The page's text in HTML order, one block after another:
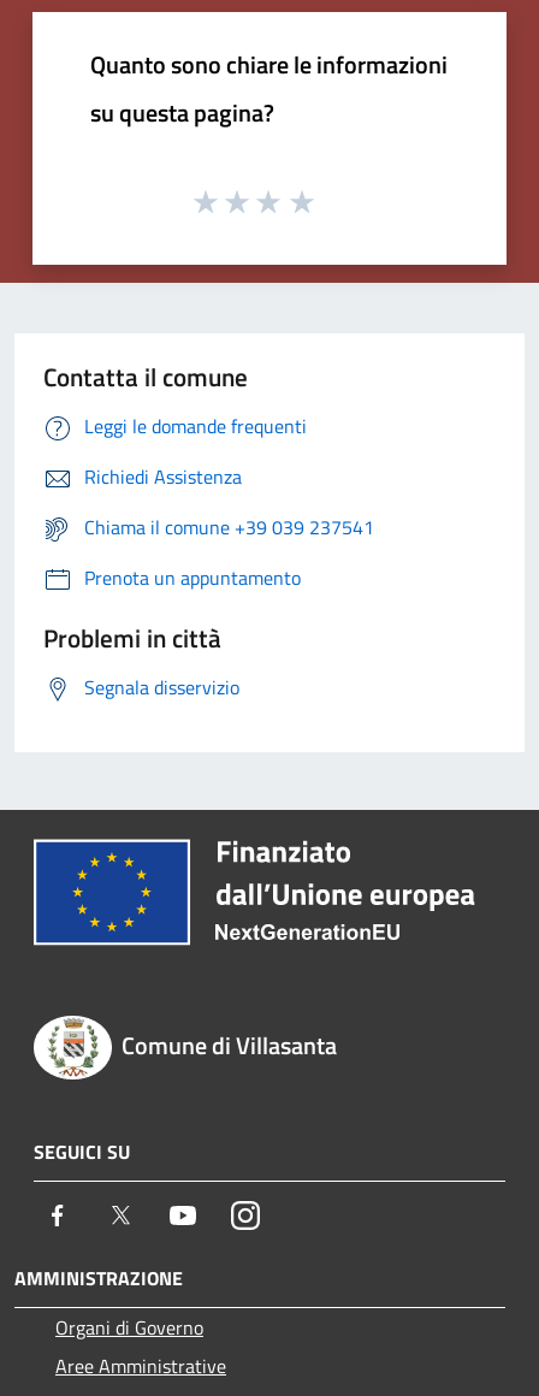
Quanto sono chiare le informazioni
su questa pagina?
Contatta il comune
Leggi le domande frequenti
Richiedi Assistenza
Chiama il comune +39 039 237541
Prenota un appuntamento
Problemi in città
Segnala disservizio
Comune di Villasanta
SEGUICI SU
Facebook Twitter YoutubeInstagram
AMMINISTRAZIONE
Organi di Governo
Aree Amministrative